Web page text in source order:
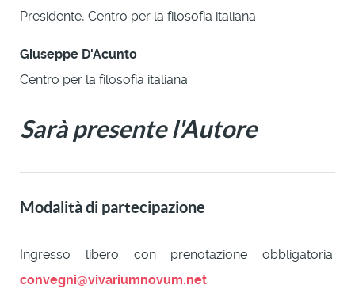
Presidente, Centro per la filosofia italiana
Giuseppe D'Acunto
Centro per la filosofia italiana
Sarà presente l'Autore
Modalità di partecipazione
Ingresso libero con prenotazione obbligatoria:
convegni@vivariumnovum.net.